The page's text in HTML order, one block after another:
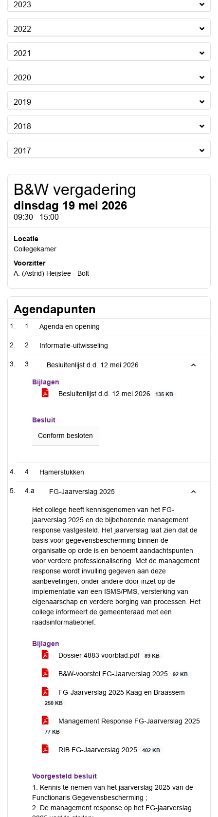
2023
2022
2021
2020
2019
2018
2017
B&W vergadering
dinsdag 19 mei 2026
09:30 - 15:00
Locatie
Collegekamer
Voorzitter
A. (Astrid) Heijstee - Bolt
Agendapunten
1 Agenda en opening
2 Informatie-uitwisseling
3 Besluitenlijst d.d. 12 mei 2026
Bijlagen
Besluitenlijst d.d. 12 mei 2026
135 KB
Besluit
Conform besloten
4 Hamerstukken
4.a FG-Jaarverslag 2025
Het college heeft kennisgenomen van het FG-
jaarverslag 2025 en de bijbehorende management
response vastgesteld. Het jaarverslag laat zien dat de
basis voor gegevensbescherming binnen de
organisatie op orde is en benoemt aandachtspunten
voor verdere professionalisering. Met de management
response wordt invulling gegeven aan deze
aanbevelingen, onder andere door inzet op de
implementatie van een ISMS/PMS, versterking van
eigenaarschap en verdere borging van processen. Het
college informeert de gemeenteraad met een
raadsinformatiebrief.
Bijlagen
Dossier 4883 voorblad.pdf
89 KB
B&W-voorstel FG-Jaarverslag 2025 92 KB
FG-Jaarverslag 2025 Kaag en Braassem
250 KB
Management Response FG-Jaarverslag 2025
77 KB
RIB FG-Jaarverslag 2025 402 KB
Voorgesteld besluit
1. Kennis te nemen van het jaarverslag 2025 van de
Functionaris Gegevensbescherming ;
2. De management response op het FG-jaarverslag